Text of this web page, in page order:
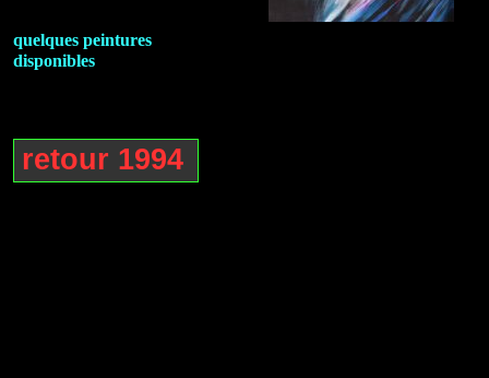
quelques peintures
disponibles
retour 1994